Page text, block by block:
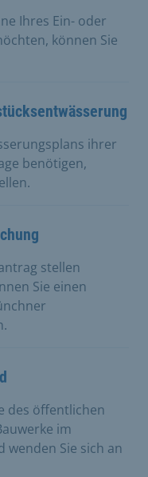
Ihres Ein- oder
können Sie
ihrer
benötigen,
stellen
Sie einen
des öffentlichen
im
Sie sich an